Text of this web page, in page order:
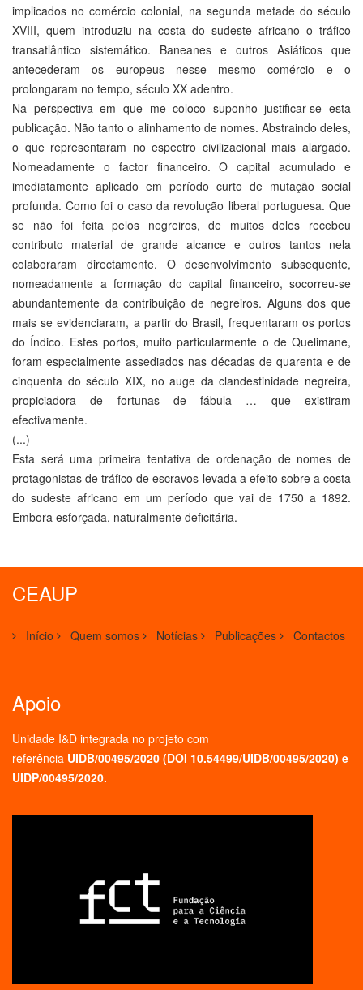
implicados no comércio colonial, na segunda metade do século
XVIII, quem introduziu na costa do sudeste africano o tráfico
transatlântico sistemático. Baneanes e outros Asiáticos que
antecederam os europeus nesse mesmo comércio e o
prolongaram no tempo, século XX adentro.
Na perspectiva em que me coloco suponho justificar-se esta
publicação. Não tanto o alinhamento de nomes. Abstraindo deles,
o que representaram no espectro civilizacional mais alargado.
Nomeadamente o factor financeiro. O capital acumulado e
imediatamente aplicado em período curto de mutação social
profunda. Como foi o caso da revolução liberal portuguesa. Que
se não foi feita pelos negreiros, de muitos deles recebeu
contributo material de grande alcance e outros tantos nela
colaboraram directamente. O desenvolvimento subsequente,
nomeadamente a formação do capital financeiro, socorreu-se
abundantemente da contribuição de negreiros. Alguns dos que
mais se evidenciaram, a partir do Brasil, frequentaram os portos
do Índico. Estes portos, muito particularmente o de Quelimane,
foram especialmente assediados nas décadas de quarenta e de
cinquenta do século XIX, no auge da clandestinidade negreira,
propiciadora de fortunas de fábula … que existiram
efectivamente.
(...)
Esta será uma primeira tentativa de ordenação de nomes de
protagonistas de tráfico de escravos levada a efeito sobre a costa
do sudeste africano em um período que vai de 1750 a 1892.
Embora esforçada, naturalmente deficitária.
CEAUP
Início Quem somos Notícias Publicações Contactos
Apoio
Unidade I&D integrada no projeto com
referência UIDB/00495/2020 (DOI 10.54499/UIDB/00495/2020) e
UIDP/00495/2020.